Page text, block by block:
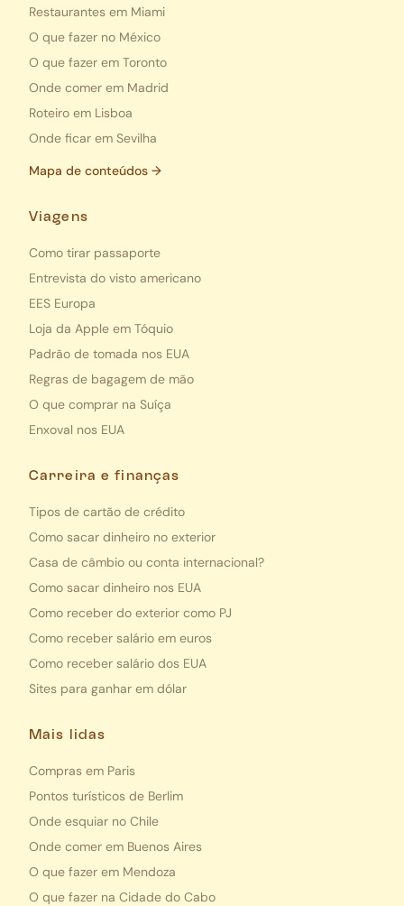
Restaurantes em Miami
O que fazer no México
O que fazer em Toronto
Onde comer em Madrid
Roteiro em Lisboa
Onde ficar em Sevilha
Mapa de conteúdos →
Viagens
Como tirar passaporte
Entrevista do visto americano
EES Europa
Loja da Apple em Tóquio
Padrão de tomada nos EUA
Regras de bagagem de mão
O que comprar na Suíça
Enxoval nos EUA
Carreira e finanças
Tipos de cartão de crédito
Como sacar dinheiro no exterior
Casa de câmbio ou conta internacional?
Como sacar dinheiro nos EUA
Como receber do exterior como PJ
Como receber salário em euros
Como receber salário dos EUA
Sites para ganhar em dólar
Mais lidas
Compras em Paris
Pontos turísticos de Berlim
Onde esquiar no Chile
Onde comer em Buenos Aires
O que fazer em Mendoza
O que fazer na Cidade do Cabo